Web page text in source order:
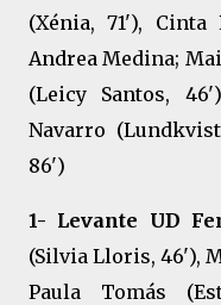
(Xénia, 71'), Cinta
Andrea Medina;
(Leicy Santos,
Navarro
86')
1- Levante UD
(Silvia Lloris, 46'),
Paula Tomás